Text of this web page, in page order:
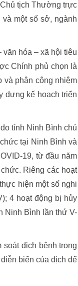
tịch Thường trực
một số sở, ngành
văn hóa – xã hội tiêu
Chính phủ chọn là
và phân công nhiệm
dựng kế hoạch triển
tỉnh Ninh Bình chủ
tại Ninh Bình và
19, từ đầu năm
Riêng các hoạt
hiện một số nghi
4 hoạt động bị hủy
Ninh Bình lần thứ V-
dịch bệnh trong
biến của dịch để